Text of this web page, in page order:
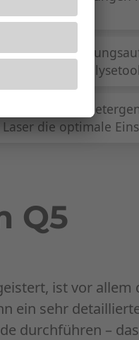
das Rad
Laser die optimale
Q5
ist vor allem
ein sehr
durchführen – das